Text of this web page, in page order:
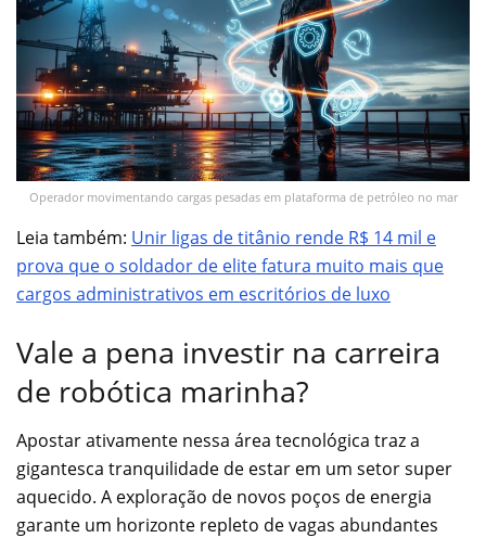
Operador movimentando cargas pesadas em plataforma de petróleo no mar
Leia também: Unir ligas de titânio rende R$ 14 mil e
prova que o soldador de elite fatura muito mais que
cargos administrativos em escritórios de luxo
Vale a pena investir na carreira
de robótica marinha?
Apostar ativamente nessa área tecnológica traz a
gigantesca tranquilidade de estar em um setor super
aquecido. A exploração de novos poços de energia
garante um horizonte repleto de vagas abundantes